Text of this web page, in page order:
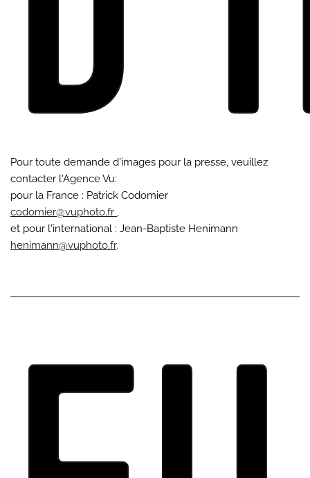
Pour toute demande d'images pour la presse, veuillez
contacter l'Agence Vu:
pour la France : Patrick Codomier
codomier@vuphoto.fr ,
et pour l'international : Jean-Baptiste Henimann
henimann@vuphoto.fr.